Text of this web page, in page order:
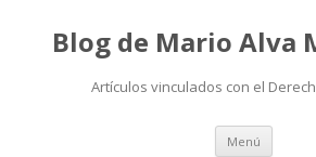
Blog de Mario Alva
Artículos vinculados con el
Menú Ir